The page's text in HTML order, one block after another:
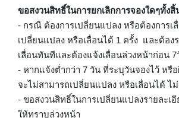
ขอสงวนสิทธิ์ในการยกเลิกการจองใดๆทั้งสิ้
- กรณี ต้องการเปลี่ยนแปลง หรือต้องการเ
เปลี่ยนแปลง หรือเลื่อนได้ 1 ครั้ง และต้อง
เลื่อนทันทีและต้องแจ้งเลื่อนล่วงหน้าก่อน
- หากแจ้งต่ำกว่า 7 วัน ที่ระบุวันจองไว้ หรื
จะไม่สามารถเปลี่ยนแปลง หรือเลื่อนได้ ไม่
- ขอสงวนสิทธิ์ในการเปลี่ยนแปลงรายละเ
ให้ทราบล่วงหน้า